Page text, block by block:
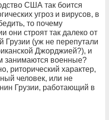
США так боится
угроз и вирусов, в
то почему
они строят так далеко от
Грузии (уж не перепутали
Джорджией?), и
занимаются военные?
риторический характер,
человек, или не
Грузии, работающий в